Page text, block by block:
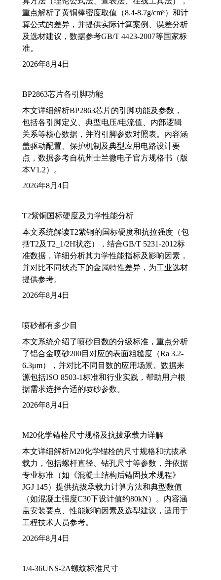
重点解析了黄铜棒密度取值（8.4-8.7g/cm³）和计
算公式的差异，并提供实际计算案例、误差分析
及选材建议，数据参考GB/T 4423-2007等国家标
准。
2026年8月4日
BP2863芯片各引脚功能
本文详细解析BP2863芯片的引脚功能及参数，
包括各引脚定义、典型电压/电流值、内部逻辑
关系等核心数据，并附引脚参数对照表。内容涵
盖驱动配置、保护机制及典型应用电路设计要
点，数据参考自杭州士兰微电子官方规格书（版
本V1.2）。
2026年8月4日
T2紫铜国标硬度及力学性能分析
本文系统解读T2紫铜的国标硬度和抗拉强度（包
括T2及T2_1/2H状态），结合GB/T 5231-2012标
准数据，详细分析其力学性能指标及影响因素，
并对比不同状态下的金属特性差异，为工业选材
提供参考。
2026年8月4日
喷砂都有多少目
本文系统介绍了喷砂目数的分级标准，重点分析
了铝合金喷砂200目对应的表面粗糙度（Ra 3.2-
6.3μm），并对比不同目数的应用场景。数据来
源包括ISO 8503-1标准和行业实践，帮助用户根
据需求选择合适的喷砂参数。
2026年8月4日
M20化学锚栓尺寸规格及抗拔承载力详解
本文详细解析M20化学锚栓的尺寸规格和抗拔承
载力，包括螺杆直径、钻孔尺寸等参数，并依据
专业标准（如《混凝土结构后锚固技术规程》
JGJ 145）提供抗拔承载力计算方法和典型数值
（如混凝土强度C30下设计值约80kN）。内容涵
盖安装要点、性能影响因素及选型建议，适用于
工程技术人员参考。
2026年8月4日
1/4-36UNS-2A螺纹标准尺寸